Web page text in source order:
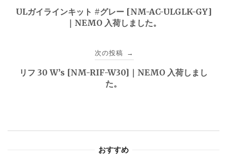
稿ULガイラインキット #グレー [NM-AC-ULGLK-GY]
｜NEMO 入荷しました。
次の投稿 →
リフ 30 W’s [NM-RIF-W30]｜NEMO 入荷しまし
た。
おすすめ